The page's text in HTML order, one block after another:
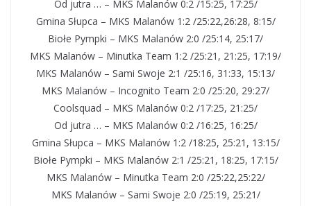
Od jutra … – MKS Malanów 0:2 /15:25, 17:25/
Gmina Słupca – MKS Malanów 1:2 /25:22,26:28, 8:15/
Biołe Pympki – MKS Malanów 2:0 /25:14, 25:17/
MKS Malanów – Minutka Team 1:2 /25:21, 21:25, 17:19/
MKS Malanów – Sami Swoje 2:1 /25:16, 31:33, 15:13/
MKS Malanów – Incognito Team 2:0 /25:20, 29:27/
Coolsquad – MKS Malanów 0:2 /17:25, 21:25/
Od jutra … – MKS Malanów 0:2 /16:25, 16:25/
Gmina Słupca – MKS Malanów 1:2 /18:25, 25:21, 13:15/
Biołe Pympki – MKS Malanów 2:1 /25:21, 18:25, 17:15/
MKS Malanów – Minutka Team 2:0 /25:22,25:22/
MKS Malanów – Sami Swoje 2:0 /25:19, 25:21/